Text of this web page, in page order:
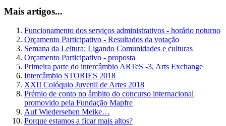
Mais artigos...
Funcionamento dos serviços administrativos - horário noturno
Orçamento Participativo - Resultados da votação
Semana da Leitura: Ligando Comunidades e culturas
Orçamento Participativo - proposta
Primeira parte do intercâmbio ARTeS -3, Arts Exchange
Intercâmbio STORIES 2018
XXII Colóquio Juvenil de Artes 2018
Prémio de conto no âmbito do concurso internacional
promovido pela Fundação Mapfre
Auf Wiedersehen Meike…
Porque estamos a ficar mais altos?